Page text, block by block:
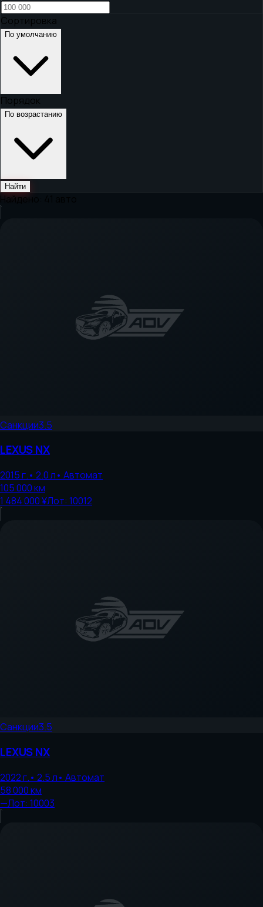
Сортировка
По умолчанию
Порядок
По возрастанию
Найти
Найдено:
Санкции3.5
LEXUSNX
2015г.• 2.0л• Автомат
105 000км
1 484 000 ¥Лот: 10012
Санкции3.5
LEXUSNX
2022г.• 2.5л• Автомат
58 000км
—Лот: 10003